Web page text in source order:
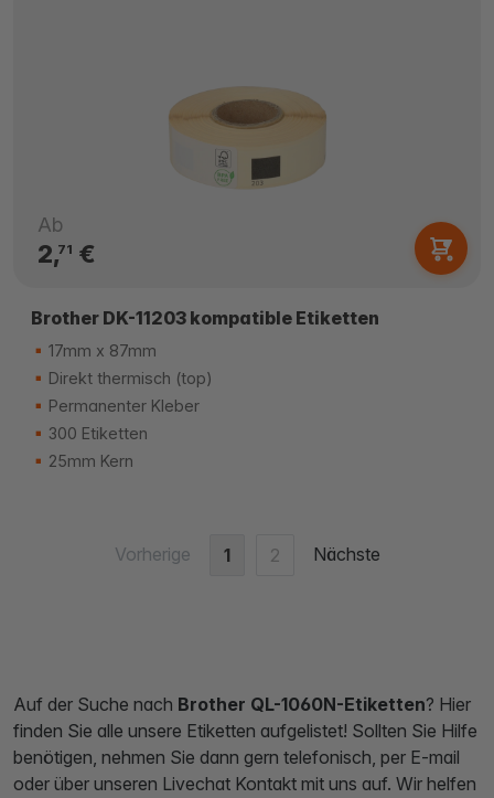
Ab
2,71 €
Brother DK-11203 kompatible Etiketten
17mm x 87mm
Direkt thermisch (top)
Permanenter Kleber
300 Etiketten
25mm Kern
Vorherige 1 2 Nächste
Auf der Suche nach Brother QL-1060N-Etiketten? Hier
finden Sie alle unsere Etiketten aufgelistet! Sollten Sie Hilfe
benötigen, nehmen Sie dann gern telefonisch, per E-mail
oder über unseren Livechat Kontakt mit uns auf. Wir helfen